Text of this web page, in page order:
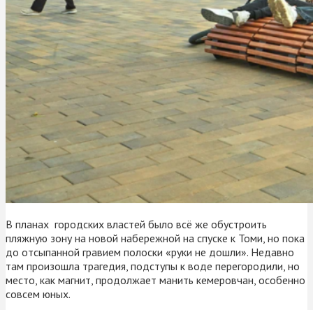
В планах городских властей было всё же обустроить
пляжную зону на новой набережной на спуске к Томи, но пока
до отсыпанной гравием полоски «руки не дошли». Недавно
там произошла трагедия, подступы к воде перегородили, но
место, как магнит, продолжает манить кемеровчан, особенно
совсем юных.